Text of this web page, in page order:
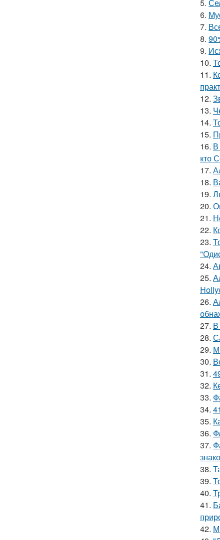
5.
6.
7.
8.
9.
10.
11.
12.
13.
14.
15.
16. В
кто
17.
18.
19.
20.
21.
22.
23.
24.
25.
26.
27. В
28.
29.
30.
31.
32.
33.
34.
35.
36.
37.
38.
39.
40.
41.
42.